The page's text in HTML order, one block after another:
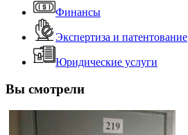
Финансы
Экспертиза и патентование
Юридические услуги
Вы смотрели